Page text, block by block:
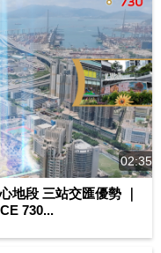
02:35
地段 三站交匯優勢 ｜
730...